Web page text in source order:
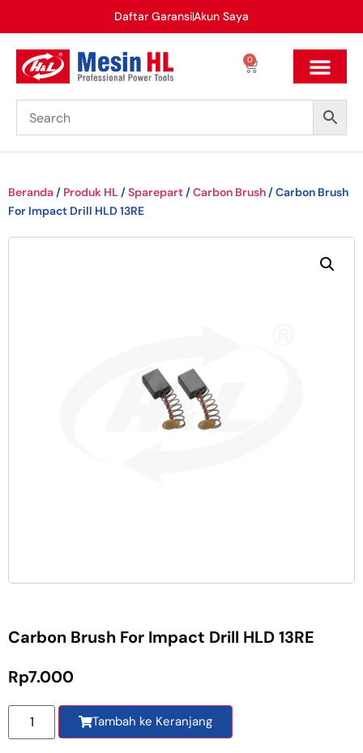
Daftar GaransiAkun Saya
0
Beranda / Produk HL /Sparepart /Carbon Brush / Carbon Brush
For Impact Drill HLD 13RE
Carbon Brush For Impact Drill HLD 13RE
Rp7.000
Tambah ke Keranjang